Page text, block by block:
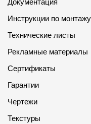
Документация
Инструкции по монтажу
Технические листы
Рекламные материалы
Сертификаты
Гарантии
Чертежи
Текстуры